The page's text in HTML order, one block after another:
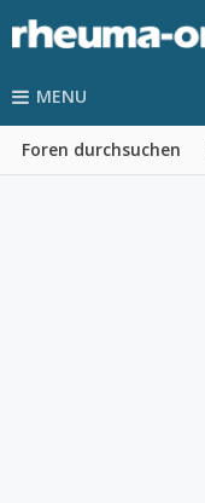
MENU
Foren durchsuchen